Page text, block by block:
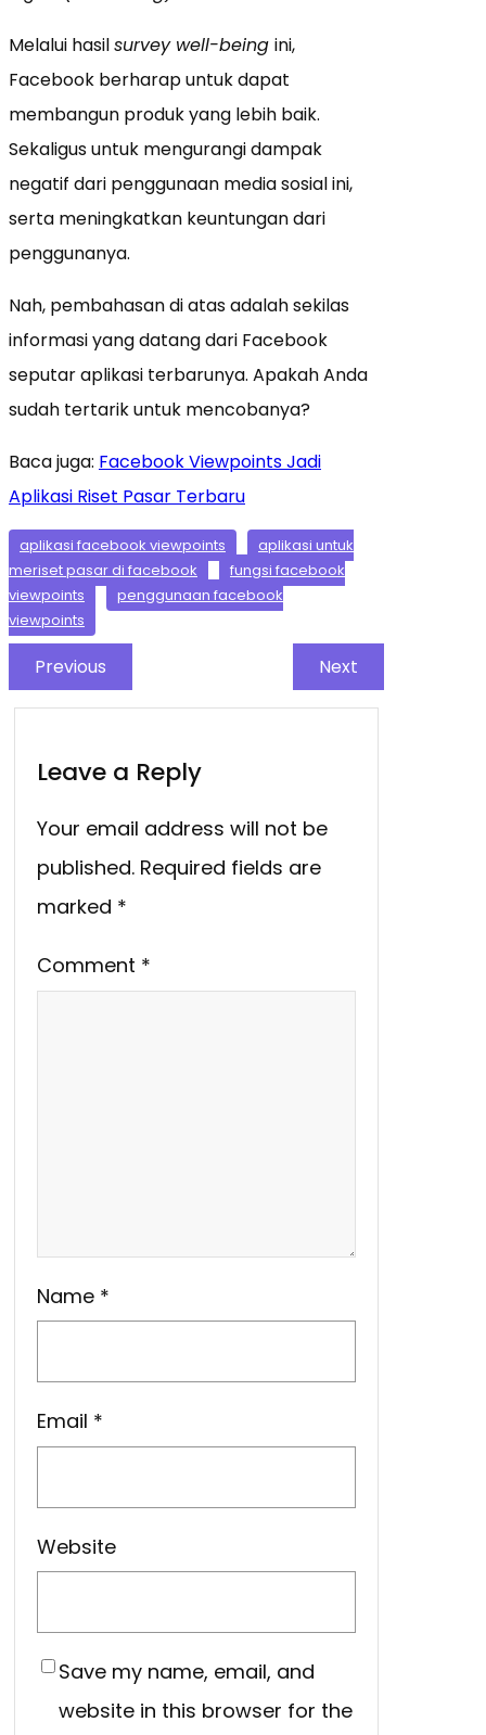
Melalui hasilsurvey well-being ini,
Facebook berharap untuk dapat
membangun produk yang lebih baik.
Sekaligus untuk mengurangi dampak
negatif dari penggunaan media sosial ini,
serta meningkatkan keuntungan dari
penggunanya.
Nah, pembahasan di atas adalah sekilas
informasi yang datang dari Facebook
seputar aplikasi terbarunya. Apakah Anda
sudah tertarik untuk mencobanya?
Baca juga: Facebook Viewpoints Jadi
Aplikasi Riset Pasar Terbaru
aplikasi facebook viewpoints
aplikasi untuk
meriset pasar di facebook
fungsi facebook
viewpoints
penggunaan facebook
viewpoints
Previous Next
Leave a Reply
Your email address will not be
published. Required fields are
marked *
Comment *
Name *
Email *
Website
Save my name, email, and
website in this browser for the